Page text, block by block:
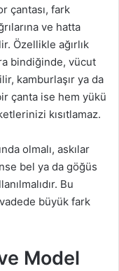
çantası, fark
ve hatta
Özellikle ağırlık
bindiğinde, vücut
kamburlaşır ya da
çanta ise hem yükü
kısıtlamaz.
olmalı, askılar
bel ya da göğüs
Bu
büyük fark
Model